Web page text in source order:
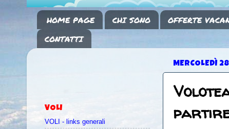
HOME PAGE CHI SONO OFFERTE
CONTATTI
MERCOLEDÌ
VOLI
VOLI - links generali